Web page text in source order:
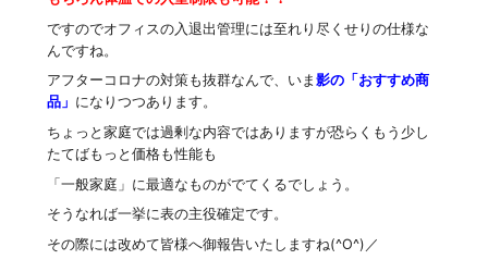
ですのでオフィスの入退出管理には至れり尽くせりの仕様な
んですね。
アフターコロナの対策も抜群なんで、いま 影の「おすすめ商
品」 になりつつあります。
ちょっと家庭では過剰な内容ではありますが恐らくもう少し
たてばもっと価格も性能も
「一般家庭」に最適なものがでてくるでしょう。
そうなれば一挙に表の主役確定です。
その際には改めて皆様へ御報告いたしますね(^O^)／